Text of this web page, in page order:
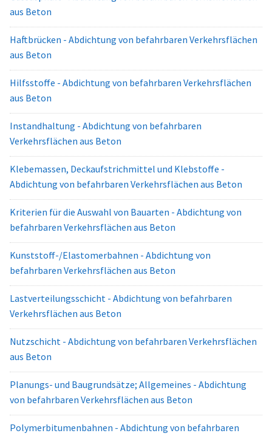
aus Beton
Haftbrücken - Abdichtung von befahrbaren Verkehrsflächen
aus Beton
Hilfsstoffe - Abdichtung von befahrbaren Verkehrsflächen
aus Beton
Instandhaltung - Abdichtung von befahrbaren
Verkehrsflächen aus Beton
Klebemassen, Deckaufstrichmittel und Klebstoffe -
Abdichtung von befahrbaren Verkehrsflächen aus Beton
Kriterien für die Auswahl von Bauarten - Abdichtung von
befahrbaren Verkehrsflächen aus Beton
Kunststoff-/Elastomerbahnen - Abdichtung von
befahrbaren Verkehrsflächen aus Beton
Lastverteilungsschicht - Abdichtung von befahrbaren
Verkehrsflächen aus Beton
Nutzschicht - Abdichtung von befahrbaren Verkehrsflächen
aus Beton
Planungs- und Baugrundsätze; Allgemeines - Abdichtung
von befahrbaren Verkehrsflächen aus Beton
Polymerbitumenbahnen - Abdichtung von befahrbaren